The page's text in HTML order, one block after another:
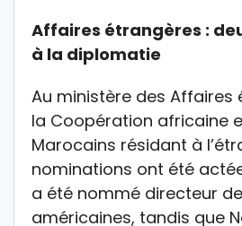
Affaires étrangères :
à la diplomatie
Au ministère des Affaires
la Coopération africaine
Marocains résidant à
nominations ont été
a été nommé directeur
américaines, tandis que